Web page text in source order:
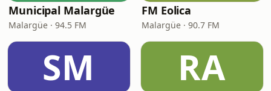
Municipal Malargüe
Malargüe · 94.5 FM
FM Eolica
Malargüe · 90.7 FM
SM RA